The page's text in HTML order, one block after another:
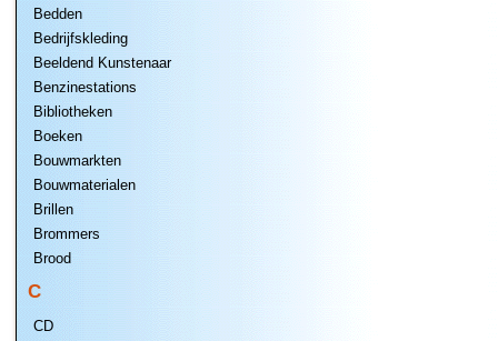
Bedden
Bedrijfskleding
Beeldend Kunstenaar
Benzinestations
Bibliotheken
Boeken
Bouwmarkten
Bouwmaterialen
Brillen
Brommers
Brood
C
CD